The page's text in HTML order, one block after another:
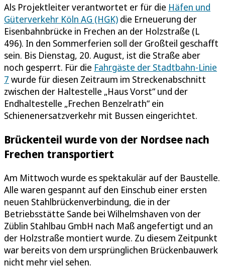
Als Projektleiter verantwortet er für die Häfen und
Güterverkehr Köln AG (HGK) die Erneuerung der
Eisenbahnbrücke in Frechen an der Holzstraße (L
496). In den Sommerferien soll der Großteil geschafft
sein. Bis Dienstag, 20. August, ist die Straße aber
noch gesperrt. Für die Fahrgäste der Stadtbahn-Linie
7 wurde für diesen Zeitraum im Streckenabschnitt
zwischen der Haltestelle „Haus Vorst“ und der
Endhaltestelle „Frechen Benzelrath“ ein
Schienenersatzverkehr mit Bussen eingerichtet.
Brückenteil wurde von der Nordsee nach
Frechen transportiert
Am Mittwoch wurde es spektakulär auf der Baustelle.
Alle waren gespannt auf den Einschub einer ersten
neuen Stahlbrückenverbindung, die in der
Betriebsstätte Sande bei Wilhelmshaven von der
Züblin Stahlbau GmbH nach Maß angefertigt und an
der Holzstraße montiert wurde. Zu diesem Zeitpunkt
war bereits von dem ursprünglichen Brückenbauwerk
nicht mehr viel sehen.